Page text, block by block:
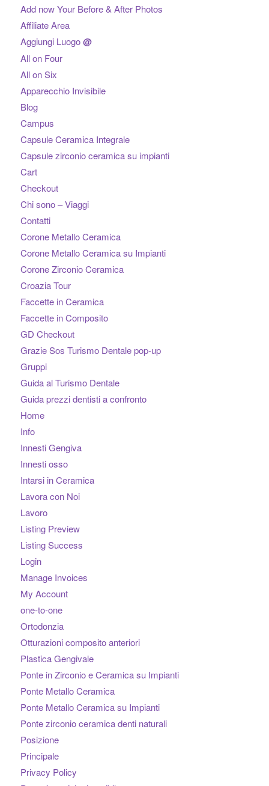
Add now Your Before & After Photos
Affiliate Area
Aggiungi Luogo@
All on Four
All on Six
Apparecchio Invisibile
Blog
Campus
Capsule Ceramica Integrale
Capsule zirconio ceramica su impianti
Cart
Checkout
Chi sono – Viaggi
Contatti
Corone Metallo Ceramica
Corone Metallo Ceramica su Impianti
Corone Zirconio Ceramica
Croazia Tour
Faccette in Ceramica
Faccette in Composito
GD Checkout
Grazie Sos Turismo Dentale pop-up
Gruppi
Guida al Turismo Dentale
Guida prezzi dentisti a confronto
Home
Info
Innesti Gengiva
Innesti osso
Intarsi in Ceramica
Lavora con Noi
Lavoro
Listing Preview
Listing Success
Login
Manage Invoices
My Account
one-to-one
Ortodonzia
Otturazioni composito anteriori
Plastica Gengivale
Ponte in Zirconio e Ceramica su Impianti
Ponte Metallo Ceramica
Ponte Metallo Ceramica su Impianti
Ponte zirconio ceramica denti naturali
Posizione
Principale
Privacy Policy